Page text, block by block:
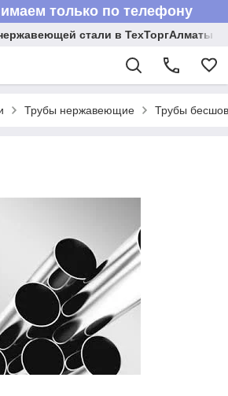
только по телефону
стали в ТехТоргАлматы
Трубы нержавеющие Трубы